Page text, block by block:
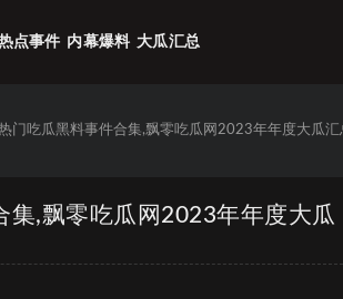
点事件 内幕爆料 大瓜汇总
门吃瓜黑料事件合集,飘零吃瓜网2023年年度大瓜汇
,飘零吃瓜网2023年年度大瓜